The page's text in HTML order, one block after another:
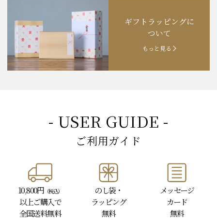
ギフトラッピングに
ついて
もっと見る
- USER GUIDE -
ご利用ガイド
10,800円 （税込）
以上ご購入で
全国送料無料
のし袋・
ラッピング
無料
メッセージ
カード
無料